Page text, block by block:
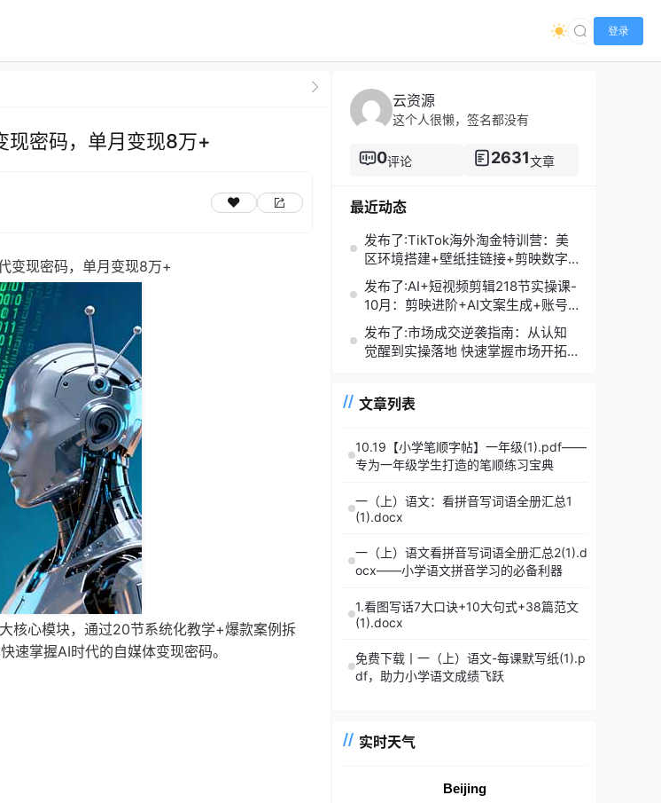
登录
现密码，单月变现8万+
变现密码，单月变现8万+
核心模块，通过20节系统化教学+爆款案例拆
速掌握AI时代的自媒体变现密码。
云资源
这个人很懒，签名都没有
0评论 2631文章
最近动态
发布了:TikTok海外淘金特训营：美
区环境搭建+壁纸挂链接+剪映数字
人，月入1.5万
发布了:AI+短视频剪辑218节实操课-
10月：剪映进阶+AI文案生成+账号
运营，月入2万
发布了:市场成交逆袭指南：从认知
觉醒到实操落地 快速掌握市场开拓
文章列表
10.19【小学笔顺字帖】一年级(1).pdf——
专为一年级学生打造的笔顺练习宝典
一（上）语文：看拼音写词语全册汇总1
(1).docx
一（上）语文看拼音写词语全册汇总2(1).d
ocx——小学语文拼音学习的必备利器
1.看图写话7大口诀+10大句式+38篇范文
(1).docx
免费下载丨一（上）语文-每课默写纸(1).p
df，助力小学语文成绩飞跃
实时天气
Beijing